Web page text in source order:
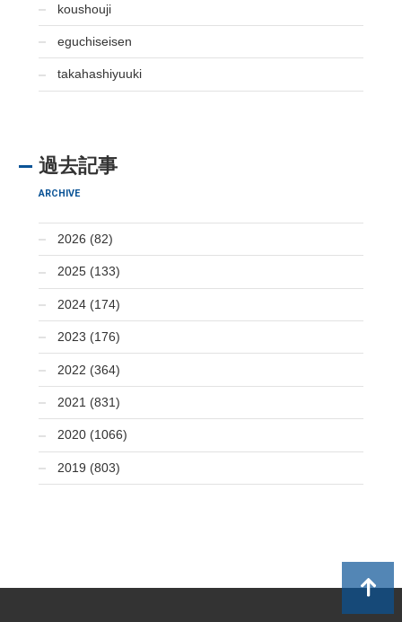
koushouji
eguchiseisen
takahashiyuuki
過去記事
ARCHIVE
2026 (82)
2025 (133)
2024 (174)
2023 (176)
2022 (364)
2021 (831)
2020 (1066)
2019 (803)